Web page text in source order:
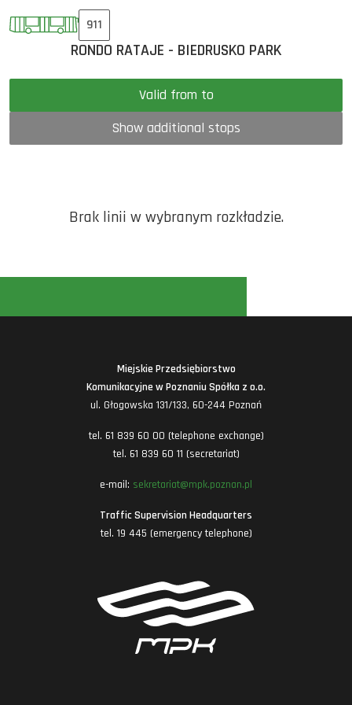
911
RONDO RATAJE - BIEDRUSKO PARK
Valid from to
Show additional stops
Brak linii w wybranym rozkładzie.
Miejskie Przedsiębiorstwo
Komunikacyjne w Poznaniu Spółka z o.o.
ul. Głogowska 131/133, 60-244 Poznań
tel. 61 839 60 00 (telephone exchange)
tel. 61 839 60 11 (secretariat)
e-mail: sekretariat@mpk.poznan.pl
Traffic Supervision Headquarters
tel. 19 445 (emergency telephone)